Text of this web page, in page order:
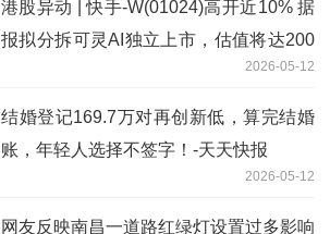
港股异动 | 快手-W(01024)高开近10% 据
报拟分拆可灵AI独立上市，估值将达200
2026-05-12
结婚登记169.7万对再创新低，算完结婚
账，年轻人选择不签字！-天天快报
2026-05-12
网友反映南昌一道路红绿灯设置过多影响